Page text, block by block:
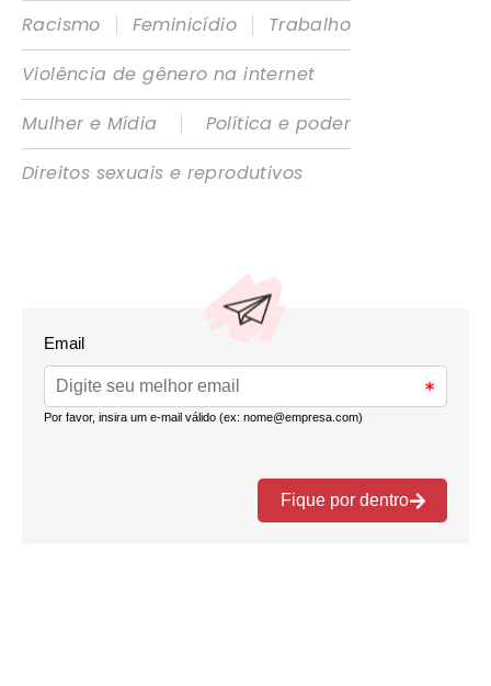
Racismo
| Feminicídio |
Trabalho
Violência de gênero na internet
Mulher e Mídia
|
Política e poder
Direitos sexuais e reprodutivos